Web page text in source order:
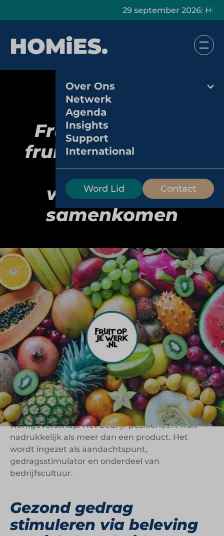
29 september 2026: HOMiES
Over Ons
Netwerk
Agenda
Insights
Support
International
Word Lid Contact
Fruit op je werk:
fruitconcept waar
vitaliteit en
werkbeleving
samenkomen
Fruit op je werk richt zich al meer dan vijftien jaar
op het bezorgen van werkfruit en het stimuleren
van gezondere gewoontes op de werkvloer.
Daarbij draait het concept niet alleen om vers
fruit leveren, maar juist ook om het creëren van
een positieve en laagdrempelige
gezondheidsbeleving binnen organisaties.
Wat Fruit op je werk interessant maakt binnen
foodservice en workplace concepts, is de manier
waarop voeding wordt ingezet als onderdeel van
medewerkerstevredenheid, vitaliteit en
werkgeverschap. Het bedrijf positioneert fruit
nadrukkelijk als meer dan een product. Het
wordt ingezet als aandachtspunt,
gedragsstimulator en onderdeel van
bedrijfscultuur.
Gezond gedrag
stimuleren via beleving